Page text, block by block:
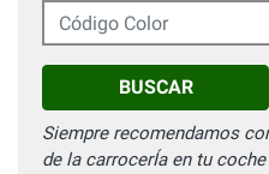
Código Color
BUSCAR
Siempre recomendamos
de la carrocerÍa en tu